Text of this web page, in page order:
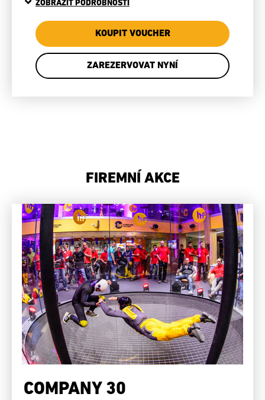
ZOBRAZIT PODROBNOSTI
KOUPIT VOUCHER
ZAREZERVOVAT NYNÍ
FIREMNÍ AKCE
COMPANY 30